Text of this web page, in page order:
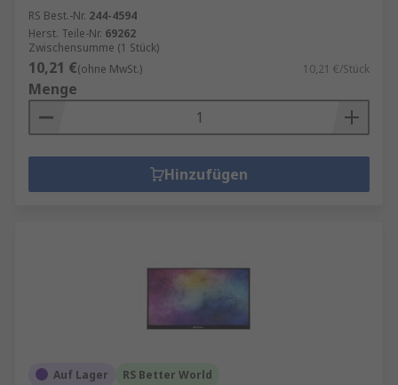
RS Best.-Nr. 244-4594
Herst. Teile-Nr. 69262
Zwischensumme (1 Stück)
10,21 €(ohne MwSt.) 10,21 €/Stück
Menge
Hinzufügen
Auf Lager RS Better World